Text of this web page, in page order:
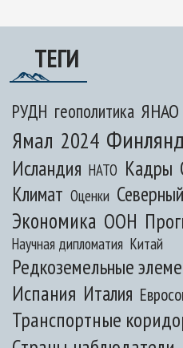
ТЕГИ
РУДН геополитика ЯНАО
Ямал 2024
Исландия НАТО Кадры
Климат Оценки
Экономика ООН
Научная дипломатия Китай
Редкоземельные
Испания Италия
Транспортные